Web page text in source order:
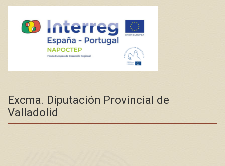
Excma. Diputación Provincial de
Valladolid